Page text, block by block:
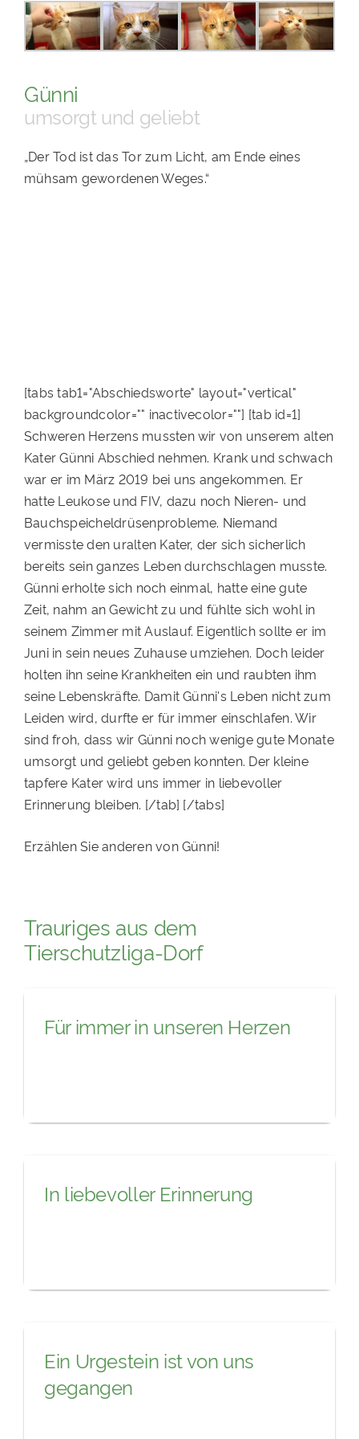
PATENSCHAFTEN
HELFER WERDEN
RATGEBER
Günni
umsorgt und geliebt
„Der Tod ist das Tor zum Licht, am Ende eines
mühsam gewordenen Weges.“
[tabs tab1="Abschiedsworte" layout="vertical"
backgroundcolor="" inactivecolor=""] [tab id=1]
Schweren Herzens mussten wir von unserem alten
Kater Günni Abschied nehmen. Krank und schwach
war er im März 2019 bei uns angekommen. Er
hatte Leukose und FIV, dazu noch Nieren- und
Bauchspeicheldrüsenprobleme. Niemand
vermisste den uralten Kater, der sich sicherlich
bereits sein ganzes Leben durchschlagen musste.
Günni erholte sich noch einmal, hatte eine gute
Zeit, nahm an Gewicht zu und fühlte sich wohl in
seinem Zimmer mit Auslauf. Eigentlich sollte er im
Juni in sein neues Zuhause umziehen. Doch leider
holten ihn seine Krankheiten ein und raubten ihm
seine Lebenskräfte. Damit Günni's Leben nicht zum
Leiden wird, durfte er für immer einschlafen. Wir
sind froh, dass wir Günni noch wenige gute Monate
umsorgt und geliebt geben konnten. Der kleine
tapfere Kater wird uns immer in liebevoller
Erinnerung bleiben. [/tab] [/tabs]
Erzählen Sie anderen von Günni!
Trauriges aus dem
Tierschutzliga-Dorf
Für immer in unseren Herzen
In liebevoller Erinnerung
Ein Urgestein ist von uns
gegangen